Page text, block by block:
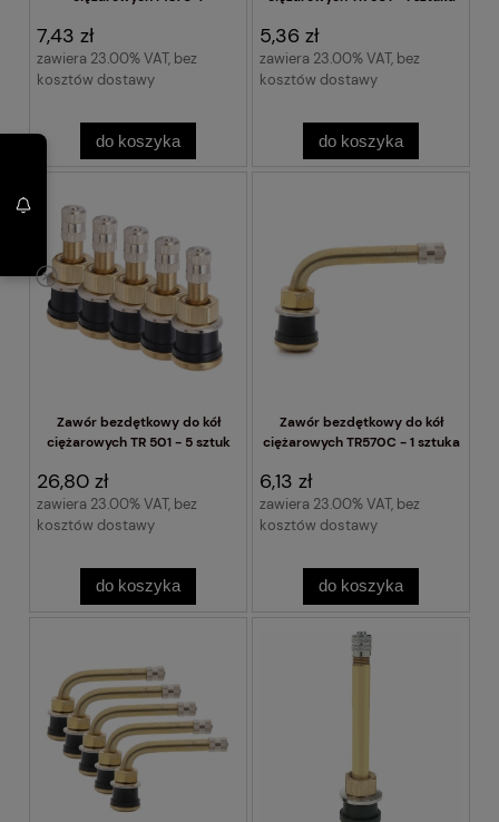
7,43 zł
zawiera 23.00% VAT, bez
kosztów dostawy
do koszyka
5,36 zł
zawiera 23.00% VAT, bez
kosztów dostawy
do koszyka
Zawór bezdętkowy do kół
ciężarowych TR 501 - 5 sztuk
26,80 zł
zawiera 23.00% VAT, bez
kosztów dostawy
do koszyka
Zawór bezdętkowy do kół
ciężarowych TR570C - 1 sztuka
6,13 zł
zawiera 23.00% VAT, bez
kosztów dostawy
do koszyka